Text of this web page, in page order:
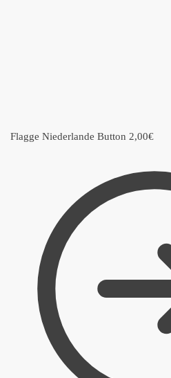
Flagge Niederlande Button 2,00€